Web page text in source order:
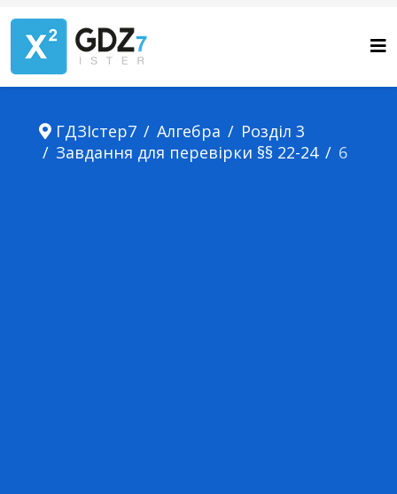
ГДЗІстер7 Алгебра
Розділ 3
Завдання для перевірки §§ 22-24
6